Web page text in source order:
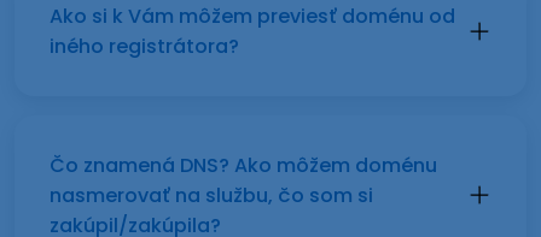
Ako si k Vám môžem previesť doménu od
iného registrátora?
Čo znamená DNS? Ako môžem doménu
nasmerovať na službu, čo som si
zakúpil/zakúpila?